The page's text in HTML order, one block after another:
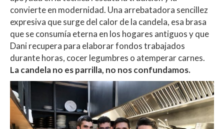
convierte en modernidad. Una arrebatadora sencillez
expresiva que surge del calor de la candela, esa brasa
que se consumía eterna en los hogares antiguos y que
Dani recupera para elaborar fondos trabajados
durante horas, cocer legumbres o atemperar carnes.
La candela no es parrilla, no nos confundamos.